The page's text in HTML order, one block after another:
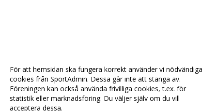
För att hemsidan ska fungera korrekt använder vi nödvändiga
cookies från SportAdmin. Dessa går inte att stänga av.
Föreningen kan också använda frivilliga cookies, t.ex. för
statistik eller marknadsföring. Du väljer själv om du vill
acceptera dessa.